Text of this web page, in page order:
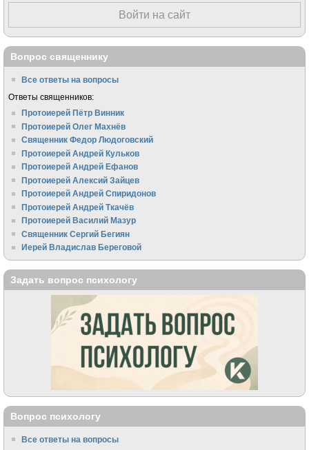
Войти на сайт
Вопрос священнику
Все ответы на вопросы
Ответы священников:
Протоиерей Пётр Винник
Протоиерей Олег Махнёв
Священник Федор Людоговский
Протоиерей Андрей Кульков
Протоиерей Андрей Ефанов
Протоиерей Алексий Зайцев
Протоиерей Андрей Спиридонов
Протоиерей Андрей Ткачёв
Протоиерей Василий Мазур
Священник Сергий Бегиян
Иерей Владислав Береговой
Задать вопрос психологу
Вопрос психологу
Все ответы на вопросы